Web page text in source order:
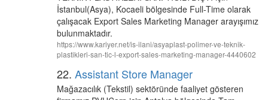
İstanbul(Asya), Kocaeli bölgesinde Full-Time olarak
çalışacak Export Sales Marketing Manager arayışımız
bulunmaktadır.
https://www.kariyer.net/is-ilani/asyaplast-polimer-ve-teknik-
plastikleri-san-tic-l-export-sales-marketing-manager-4440602
22. Assistant Store Manager
Mağazacılık (Tekstil) sektöründe faaliyet gösteren